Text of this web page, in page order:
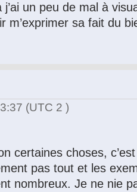
j’ai un peu de mal à
m’exprimer sa fait du
(UTC 2 )
certaines choses,
pas tout et les
nombreux. Je ne nie